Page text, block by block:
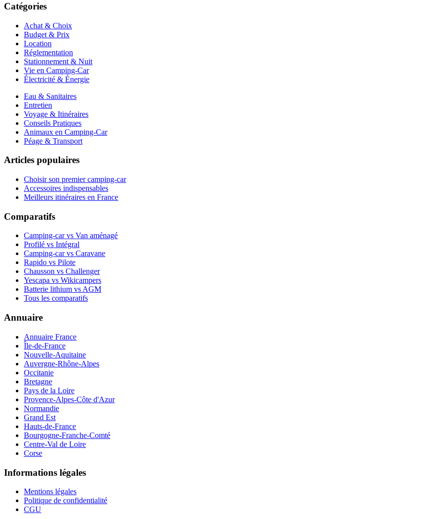
Catégories
Achat & Choix
Budget & Prix
Location
Réglementation
Stationnement & Nuit
Vie en Camping-Car
Électricité & Énergie
Eau & Sanitaires
Entretien
Voyage & Itinéraires
Conseils Pratiques
Animaux en Camping-Car
Péage & Transport
Articles populaires
Choisir son premier camping-car
Accessoires indispensables
Meilleurs itinéraires en France
Comparatifs
Camping-car vs Van aménagé
Profilé vs Intégral
Camping-car vs Caravane
Rapido vs Pilote
Chausson vs Challenger
Yescapa vs Wikicampers
Batterie lithium vs AGM
Tous les comparatifs
Annuaire
Annuaire France
Île-de-France
Nouvelle-Aquitaine
Auvergne-Rhône-Alpes
Occitanie
Bretagne
Pays de la Loire
Provence-Alpes-Côte d'Azur
Normandie
Grand Est
Hauts-de-France
Bourgogne-Franche-Comté
Centre-Val de Loire
Corse
Informations légales
Mentions légales
Politique de confidentialité
CGU